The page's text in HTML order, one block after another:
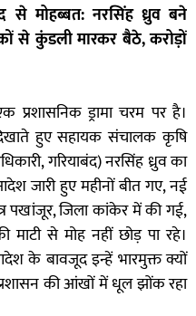
से मोहब्बत: नरसिंह ध्रुव बने
से कुंडली मारकर बैठे, करोड़ों
प्रशासनिक ड्रामा चरम पर है।
हुए सहायक संचालक कृषि
गरियाबंद) नरसिंह ध्रुव का
जारी हुए महीनों बीत गए, नई
पखांजूर, जिला कांकेर में की गई,
से मोह नहीं छोड़ पा रहे।
के बावजूद इन्हें भारमुक्त क्यों
की आंखों में धूल झोंक रहा